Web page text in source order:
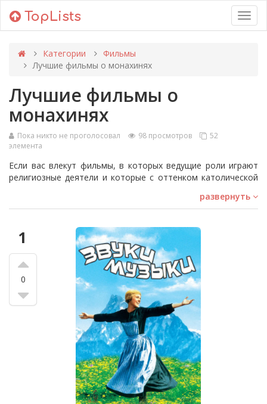
TopLists
Категории
Фильмы
Лучшие фильмы о монахинях
Лучшие фильмы о
монахинях
Пока никто не проголосовал 98 просмотров
52
элемента
Если вас влекут фильмы, в которых ведущие роли играют
религиозные деятели и которые с оттенком католической
монахинях вам точно понравится. Голливуд часто
обращается к миру монастырей, церкви и стойкости
монахинь, чтобы создать захватывающие истории, а чёрно-
белый монашеский облачение стало одним из самых
запоминающихся образов в истории кино.
Это невероятные истории о внутренних конфликтах,
героических поступках и просто о жизни в монастырских
стенах. Будь то семейная музыкальная классика «Звуки
музыки» с Джули Эндрюс в главной роли или «История
монахини», где Одри Хепберн восхитительно сыграла
сестру Люка, эти фильмы показывают монахинь не просто
как религиозных деятелей, но как личностей, полных
глубины и сложности. Многие из них основаны на реальных
историях, другие рассказывают о людях, которые решают
стать монахинями, либо это фильмы о монахинях, которые
влюбляются и сталкиваются с конфликтом между своими
чувствами и обетами.
развернуть
1
0